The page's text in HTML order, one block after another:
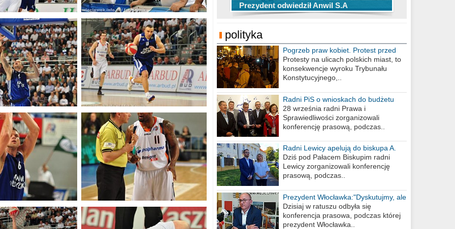
Prezydent odwiedził Anwil S.A
w EBL w sezonie 2019/2020
w sezonie 2019/2020
polityka
Pogrzeb praw kobiet. Protest przed
biurem poselskim PiS
Protesty na ulicach polskich miast, to
konsekwencje wyroku Trybunału
Konstytucyjnego,..
Radni PiS o wnioskach do budżetu
miasta na 2021 rok
28 września radni Prawa i
Sprawiedliwości zorganizowali
konferencję prasową, podczas..
Radni Lewicy apelują do biskupa A.
Wiesława Meringa
Dziś pod Pałacem Biskupim radni
Lewicy zorganizowali konferencję
prasową, podczas..
Prezydent Włocławka:"Dyskutujmy, ale
nie obrażajmy się”
Dzisiaj w ratuszu odbyła się
konferencja prasowa, podczas której
prezydent Włocławka..